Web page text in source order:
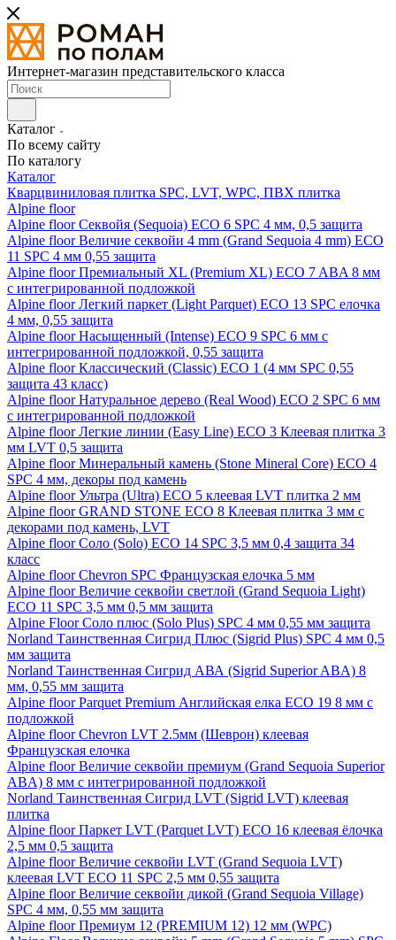
Интернет-магазин представительского класса
Каталог
По всему сайту
По каталогу
Каталог
Кварцвиниловая плитка SPC, LVT, WPC, ПВХ плитка
Alpine floor
Alpine floor Секвойя (Sequoia) ECO 6 SPC 4 мм, 0,5 защита
Alpine floor Величие секвойи 4 mm (Grand Sequoia 4 mm) ECO
11 SPC 4 мм 0,55 защита
Alpine floor Премиальный XL (Premium XL) ECO 7 ABA 8 мм
с интегрированной подложкой
Alpine floor Легкий паркет (Light Parquet) ECO 13 SPC елочка
4 мм, 0,55 защита
Alpine floor Насыщенный (Intense) ECO 9 SPC 6 мм с
интегрированной подложкой, 0,55 защита
Alpine floor Классический (Classic) ECO 1 (4 мм SPC 0,55
защита 43 класс)
Alpine floor Натуральное дерево (Real Wood) ECO 2 SPC 6 мм
с интегрированной подложкой
Alpine floor Легкие линии (Easy Line) ECO 3 Клеевая плитка 3
мм LVT 0,5 защита
Alpine floor Минеральный камень (Stone Mineral Core) ECO 4
SPC 4 мм, декоры под камень
Alpine floor Ультра (Ultra) ECO 5 клеевая LVT плитка 2 мм
Alpine floor GRAND STONE ECO 8 Клеевая плитка 3 мм с
декорами под камень, LVT
Alpine floor Соло (Solo) ECO 14 SPC 3,5 мм 0,4 защита 34
класс
Alpine floor Chevron SPC Французская елочка 5 мм
Alpine floor Величие секвойи светлой (Grand Sequoia Light)
ECO 11 SPC 3,5 мм 0,5 мм защита
Alpine Floor Соло плюс (Solo Plus) SPC 4 мм 0,55 мм защита
Norland Таинственная Сигрид Плюс (Sigrid Plus) SPC 4 мм 0,5
мм защита
Norland Таинственная Сигрид АВА (Sigrid Superior ABA) 8
мм, 0,55 мм защита
Alpine floor Parquet Premium Английская елка ECO 19 8 мм с
подложкой
Alpine floor Chevron LVT 2.5мм (Шеврон) клеевая
Французская елочка
Alpine floor Величие секвойи премиум (Grand Sequoia Superior
ABA) 8 мм с интегрированной подложкой
Norland Таинственная Сигрид LVT (Sigrid LVT) клеевая
плитка
Alpine floor Паркет LVT (Parquet LVT) ECO 16 клеевая ёлочка
2,5 мм 0,5 защита
Alpine floor Величие секвойи LVT (Grand Sequoia LVT)
клеевая LVT ECO 11 SPC 2,5 мм 0,55 защита
Alpine floor Величие секвойи дикой (Grand Sequoia Village)
SPC 4 мм, 0,55 мм защита
Alpine floor Премиум 12 (PREMIUM 12) 12 мм (WPC)